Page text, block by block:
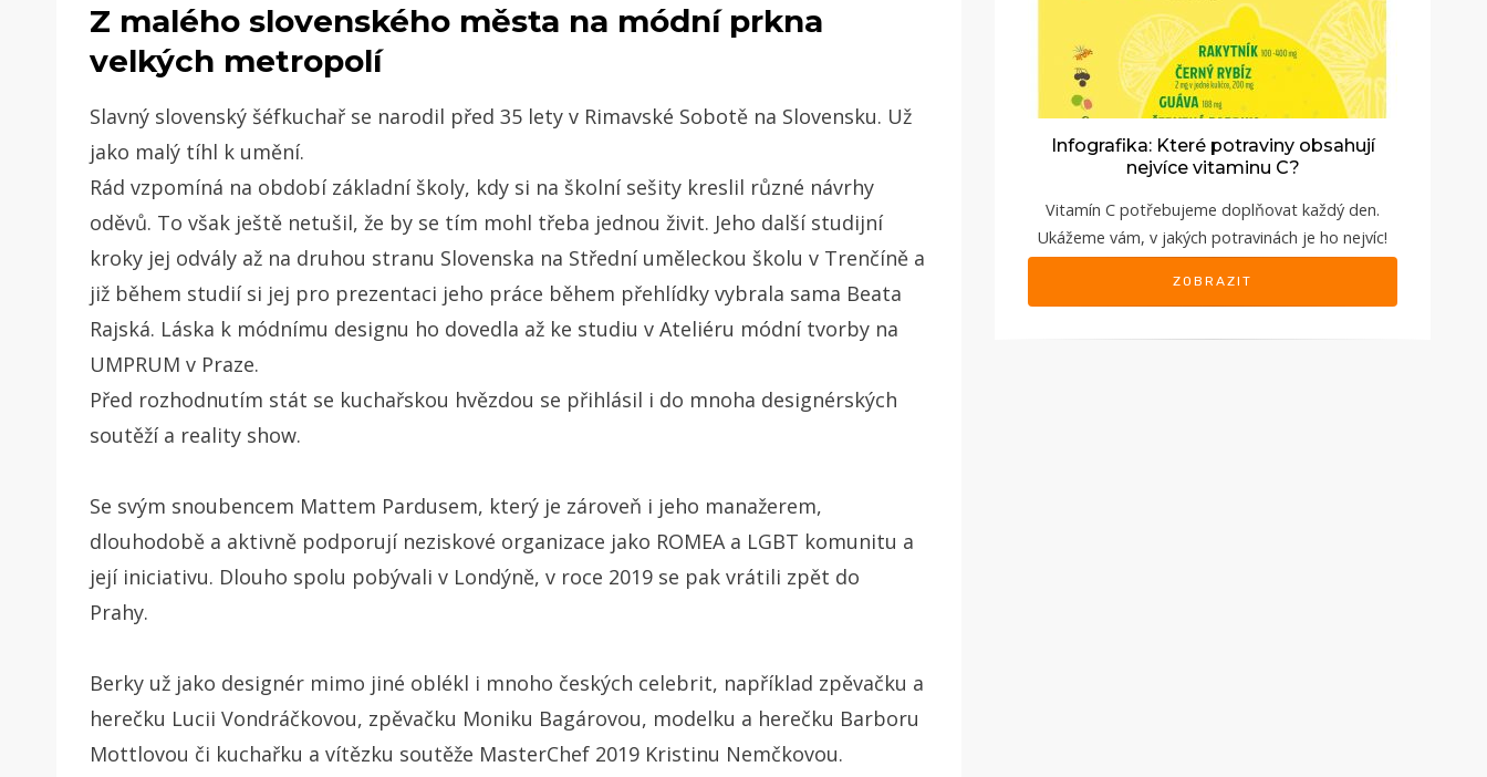
Z malého slovenského města na módní prkna
velkých metropolí
Slavný slovenský šéfkuchař se narodil před 35 lety v Rimavské Sobotě na Slovensku. Už
jako malý tíhl k umění.
Rád vzpomíná na období základní školy, kdy si na školní sešity kreslil různé návrhy
oděvů. To však ještě netušil, že by se tím mohl třeba jednou živit. Jeho další studijní
kroky jej odvály až na druhou stranu Slovenska na Střední uměleckou školu v Trenčíně a
již během studií si jej pro prezentaci jeho práce během přehlídky vybrala sama Beata
Rajská. Láska k módnímu designu ho dovedla až ke studiu v Ateliéru módní tvorby na
UMPRUM v Praze.
Před rozhodnutím stát se kuchařskou hvězdou se přihlásil i do mnoha designérských
soutěží a reality show.
Se svým snoubencem Mattem Pardusem, který je zároveň i jeho manažerem,
dlouhodobě a aktivně podporují neziskové organizace jako ROMEA a LGBT komunitu a
její iniciativu. Dlouho spolu pobývali v Londýně, v roce 2019 se pak vrátili zpět do
Prahy.
Berky už jako designér mimo jiné oblékl i mnoho českých celebrit, například zpěvačku a
herečku Lucii Vondráčkovou, zpěvačku Moniku Bagárovou, modelku a herečku Barboru
Mottlovou či kuchařku a vítězku soutěže MasterChef 2019 Kristinu Nemčkovou.
Infografika: Které potraviny obsahují
nejvíce vitaminu C?
Vitamín C potřebujeme doplňovat každý den.
Ukážeme vám, v jakých potravinách je ho nejvíc!
ZOBRAZIT